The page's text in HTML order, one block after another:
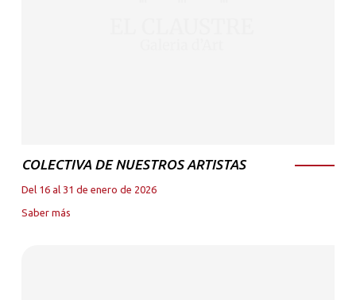
COLECTIVA DE NUESTROS ARTISTAS
Del 16 al 31 de enero de 2026
Saber más